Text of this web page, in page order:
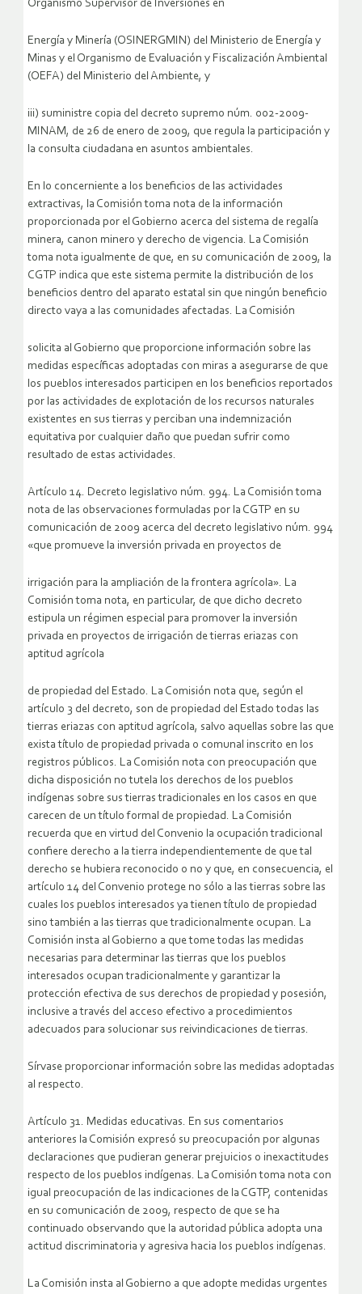
Organismo Supervisor de Inversiones en
Energía y Minería (OSINERGMIN) del Ministerio de Energía y
Minas y el Organismo de Evaluación y Fiscalización Ambiental
(OEFA) del Ministerio del Ambiente, y
iii) suministre copia del decreto supremo núm. 002-2009-
MINAM, de 26 de enero de 2009, que regula la participación y
la consulta ciudadana en asuntos ambientales.
En lo concerniente a los beneficios de las actividades
extractivas, la Comisión toma nota de la información
proporcionada por el Gobierno acerca del sistema de regalía
minera, canon minero y derecho de vigencia. La Comisión
toma nota igualmente de que, en su comunicación de 2009, la
CGTP indica que este sistema permite la distribución de los
beneficios dentro del aparato estatal sin que ningún beneficio
directo vaya a las comunidades afectadas. La Comisión
solicita al Gobierno que proporcione información sobre las
medidas específicas adoptadas con miras a asegurarse de que
los pueblos interesados participen en los beneficios reportados
por las actividades de explotación de los recursos naturales
existentes en sus tierras y perciban una indemnización
equitativa por cualquier daño que puedan sufrir como
resultado de estas actividades.
Artículo 14. Decreto legislativo núm. 994. La Comisión toma
nota de las observaciones formuladas por la CGTP en su
comunicación de 2009 acerca del decreto legislativo núm. 994
«que promueve la inversión privada en proyectos de
irrigación para la ampliación de la frontera agrícola». La
Comisión toma nota, en particular, de que dicho decreto
estipula un régimen especial para promover la inversión
privada en proyectos de irrigación de tierras eriazas con
aptitud agrícola
de propiedad del Estado. La Comisión nota que, según el
artículo 3 del decreto, son de propiedad del Estado todas las
tierras eriazas con aptitud agrícola, salvo aquellas sobre las que
exista título de propiedad privada o comunal inscrito en los
registros públicos. La Comisión nota con preocupación que
dicha disposición no tutela los derechos de los pueblos
indígenas sobre sus tierras tradicionales en los casos en que
carecen de un título formal de propiedad. La Comisión
recuerda que en virtud del Convenio la ocupación tradicional
confiere derecho a la tierra independientemente de que tal
derecho se hubiera reconocido o no y que, en consecuencia, el
artículo 14 del Convenio protege no sólo a las tierras sobre las
cuales los pueblos interesados ya tienen título de propiedad
sino también a las tierras que tradicionalmente ocupan. La
Comisión insta al Gobierno a que tome todas las medidas
necesarias para determinar las tierras que los pueblos
interesados ocupan tradicionalmente y garantizar la
protección efectiva de sus derechos de propiedad y posesión,
inclusive a través del acceso efectivo a procedimientos
adecuados para solucionar sus reivindicaciones de tierras.
Sírvase proporcionar información sobre las medidas adoptadas
al respecto.
Artículo 31. Medidas educativas. En sus comentarios
anteriores la Comisión expresó su preocupación por algunas
declaraciones que pudieran generar prejuicios o inexactitudes
respecto de los pueblos indígenas. La Comisión toma nota con
igual preocupación de las indicaciones de la CGTP, contenidas
en su comunicación de 2009, respecto de que se ha
continuado observando que la autoridad pública adopta una
actitud discriminatoria y agresiva hacia los pueblos indígenas.
La Comisión insta al Gobierno a que adopte medidas urgentes